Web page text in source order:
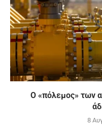
Ο «πόλεμος» των
8